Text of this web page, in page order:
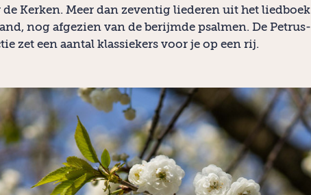
Kerken. Meer dan zeventig liederen uit het liedboek
nog afgezien van de berijmde psalmen. De Petrus-
zet een aantal klassiekers voor je op een rij.